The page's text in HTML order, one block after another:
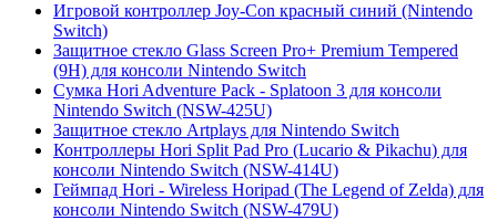
Игровой контроллер Joy-Con красный синий (Nintendo
Switch)
Защитное стекло Glass Screen Pro+ Premium Tempered
(9H) для консоли Nintendo Switch
Сумка Hori Adventure Pack - Splatoon 3 для консоли
Nintendo Switch (NSW-425U)
Защитное стекло Artplays для Nintendo Switch
Контроллеры Hori Split Pad Pro (Lucario & Pikachu) для
консоли Nintendo Switch (NSW-414U)
Геймпад Hori - Wireless Horipad (The Legend of Zelda) для
консоли Nintendo Switch (NSW-479U)